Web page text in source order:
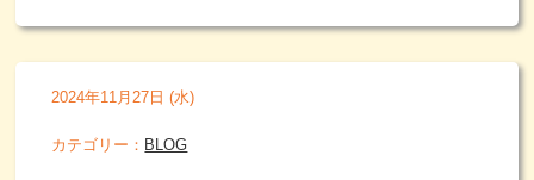
2024年11月27日 (水)
カテゴリー： BLOG